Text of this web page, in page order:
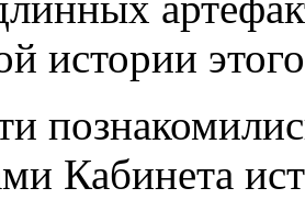
истории
Кабинета